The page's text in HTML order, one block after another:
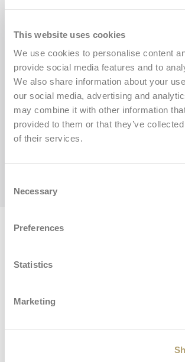
This website uses cookies
We use cookies to personalise content
provide social media features and to
We also share information about your
our social media, advertising and
may combine it with other information
provided to them or that they’ve
of their services.
Selection
Necessary
Preferences
Statistics
Marketing
Lehký a kompaktní
Váží jen 6,4 kg a díky kompaktním
složení ho snadno vezmete kamkoli.
horního úložného prostoru v letadle a
malého auta.
Stáhnout
Zde si můžete stáhnout doplňkový
Stáhnout příručku